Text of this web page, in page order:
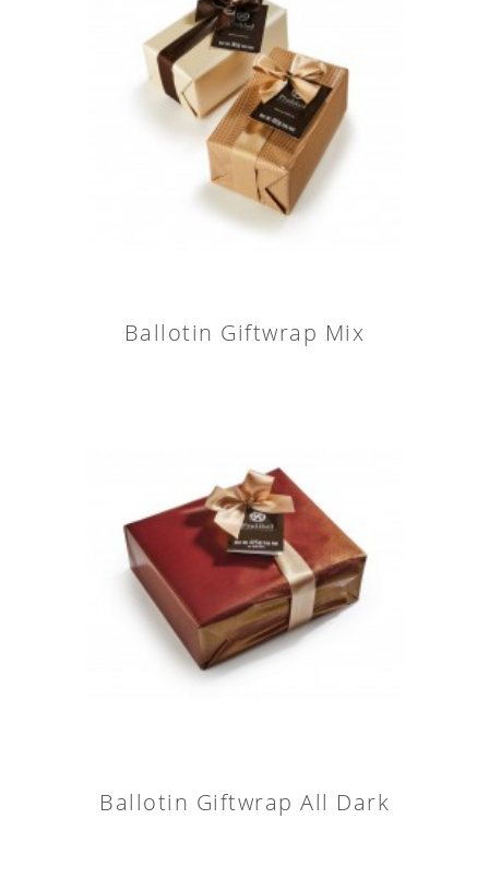
Ballotin Giftwrap Mix
Ballotin Giftwrap All Dark